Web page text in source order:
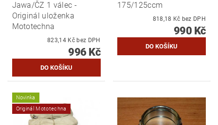
Jawa/ČZ 1 válec -
Originál uloženka
Mototechna
823,14 Kč bez DPH
996 Kč
175/125ccm
818,18 Kč bez DPH
990 Kč
Novinka
Originál Mototechna